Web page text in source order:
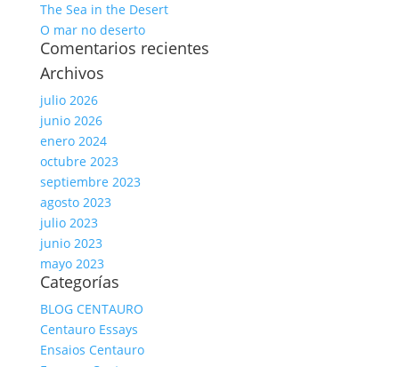
The Sea in the Desert
O mar no deserto
Comentarios recientes
Archivos
julio 2026
junio 2026
enero 2024
octubre 2023
septiembre 2023
agosto 2023
julio 2023
junio 2023
mayo 2023
Categorías
BLOG CENTAURO
Centauro Essays
Ensaios Centauro